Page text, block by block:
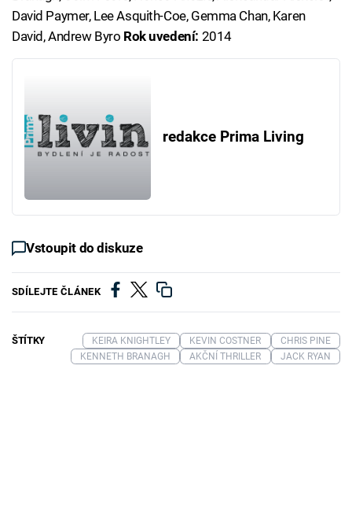
David Paymer, Lee Asquith-Coe, Gemma Chan, Karen
David, Andrew Byro Rok uvedení: 2014
redakce Prima Living
Vstoupit do diskuze
SDÍLEJTE ČLÁNEK
ŠTÍTKY KEIRA KNIGHTLEY KEVIN COSTNER
CHRIS PINE
KENNETH BRANAGH
AKČNÍ THRILLER JACK RYAN